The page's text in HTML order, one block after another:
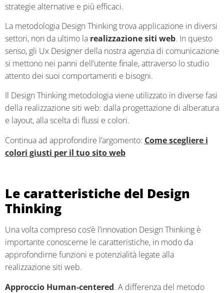
strategie alternative e più efficaci.
La metodologia Design Thinking trova applicazione in diversi
settori, non da ultimo la realizzazione siti web. In questo
senso, gli Ux Designer della nostra agenzia di comunicazione
si mettono nei panni dell’utente finale, attraverso lo studio
attento dei suoi comportamenti e bisogni.
Il Design Thinking metodologia viene utilizzato in diverse fasi
della realizzazione siti web: dalla progettazione di alberatura
e layout, alla scelta di flussi e colori.
Continua ad approfondire l’argomento: Come scegliere i
colori giusti per il tuo sito web
Le caratteristiche del Design
Thinking
Una volta compreso cos’è l’innovation Design Thinking è
importante conoscerne le caratteristiche, in modo da
approfondirne funzioni e potenzialità legate alla
realizzazione siti web.
Approccio Human-centered. A differenza del metodo